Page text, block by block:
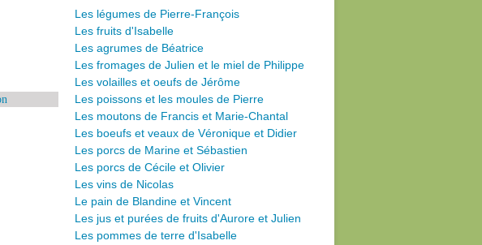
Les légumes de Pierre-François
Les fruits d'Isabelle
Les agrumes de Béatrice
Les fromages de Julien et le miel de Philippe
Les volailles et oeufs de Jérôme
Les poissons et les moules de Pierre
Les moutons de Francis et Marie-Chantal
Les boeufs et veaux de Véronique et Didier
Les porcs de Marine et Sébastien
Les porcs de Cécile et Olivier
Les vins de Nicolas
L e pain de Blandine et Vincent
Les jus et purées de fruits d'Aurore et Julien
Les pommes de terre d'Isabelle